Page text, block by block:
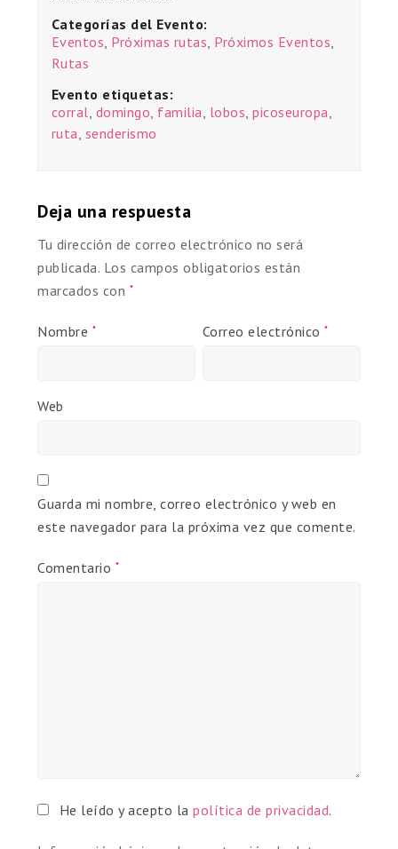
Categorías del Evento:
Eventos, Próximas rutas, Próximos Eventos,
Rutas
Evento etiquetas:
corral, domingo, familia, lobos,picoseuropa,
ruta, senderismo
Deja una respuesta
Tu dirección de correo electrónico no será
publicada. Los campos obligatorios están
marcados con *
Nombre * Correo electrónico*
Web
Guarda mi nombre, correo electrónico y web en
este navegador para la próxima vez que comente.
Comentario *
He leído y acepto lapolítica de privacidad.